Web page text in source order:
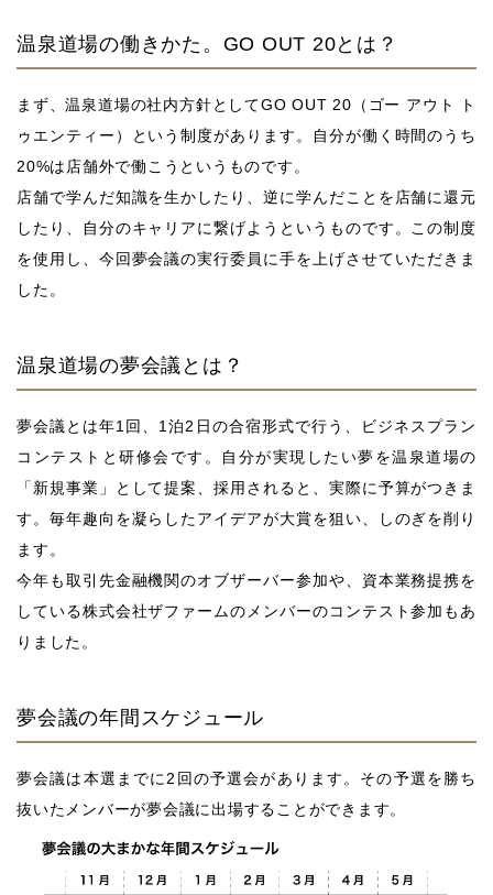
温泉道場の働きかた。GO OUT 20とは？
まず、温泉道場の社内方針としてGO OUT 20（ゴー アウト ト
ゥエンティー）という制度があります。自分が働く時間のうち
20%は店舗外で働こうというものです。
店舗で学んだ知識を生かしたり、逆に学んだことを店舗に還元
したり、自分のキャリアに繋げようというものです。この制度
を使用し、今回夢会議の実行委員に手を上げさせていただきま
した。
温泉道場の夢会議とは？
夢会議とは年1回、1泊2日の合宿形式で行う、ビジネスプラン
コンテストと研修会です。自分が実現したい夢を温泉道場の
「新規事業」として提案、採用されると、実際に予算がつきま
す。毎年趣向を凝らしたアイデアが大賞を狙い、しのぎを削り
ます。
今年も取引先金融機関のオブザーバー参加や、資本業務提携を
している株式会社ザファームのメンバーのコンテスト参加もあ
りました。
夢会議の年間スケジュール
夢会議は本選までに2回の予選会があります。その予選を勝ち
抜いたメンバーが夢会議に出場することができます。